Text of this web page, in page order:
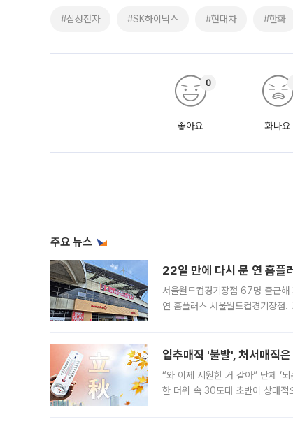
#삼성전자 #SK하이닉스 #현대차 #한화
좋아요
0
화나요
주요 뉴스
22일 만에 다시 문 연 홈플
서울월드컵경기장점 67명 출근
연 홈플러스 서울월드컵경기장점
입추매직 '불발', 처서매직
“와 이제 시원한 거 같아” 단체 ‘
한 더위 속 30도대 초반이 상대적